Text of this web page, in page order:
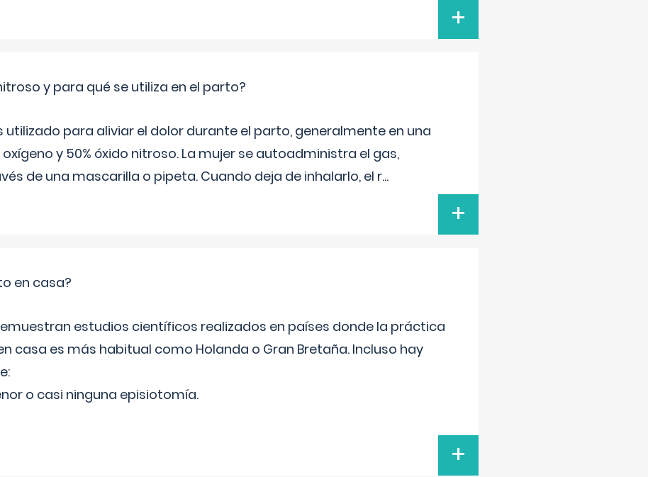
+
y para qué se utiliza en el parto?
utilizado para aliviar el dolor durante el parto, generalmente en una
y 50% óxido nitroso. La mujer se autoadministra el gas,
de una mascarilla o pipeta. Cuando deja de inhalarlo, el r...
+
en casa?
estudios científicos realizados en países donde la práctica
casa es más habitual como Holanda o Gran Bretaña. Incluso hay
o casi ninguna episiotomía.
+